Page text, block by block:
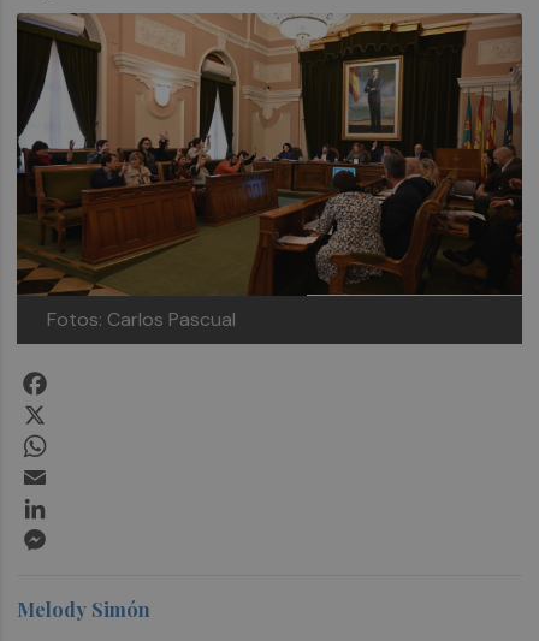
Fotos: Carlos Pascual
Melody Simón